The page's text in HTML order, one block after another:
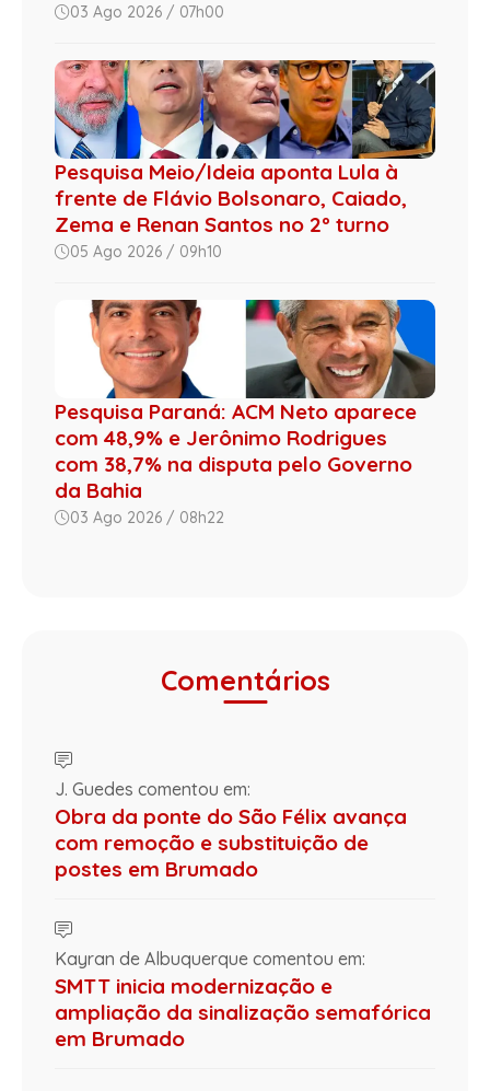
03 Ago 2026 / 07h00
Pesquisa Meio/Ideia aponta Lula à
frente de Flávio Bolsonaro, Caiado,
Zema e Renan Santos no 2º turno
05 Ago 2026 / 09h10
Pesquisa Paraná: ACM Neto aparece
com 48,9% e Jerônimo Rodrigues
com 38,7% na disputa pelo Governo
da Bahia
03 Ago 2026 / 08h22
Comentários
J. Guedes comentou em:
Obra da ponte do São Félix avança
com remoção e substituição de
postes em Brumado
Kayran de Albuquerque comentou em:
SMTT inicia modernização e
ampliação da sinalização semafórica
em Brumado